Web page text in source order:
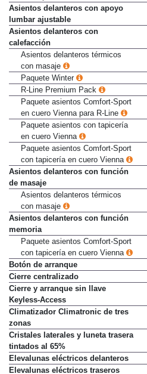
con tapicería en cuero Vienna
Asientos delanteros con apoyo
lumbar ajustable
Asientos delanteros con
calefacción
Asientos delanteros térmicos
con masaje
Paquete Winter
R-Line Premium Pack
Paquete asientos Comfort-Sport
en cuero Vienna para R-Line
Paquete asientos con tapicería
en cuero Vienna
Paquete asientos Comfort-Sport
con tapicería en cuero Vienna
Asientos delanteros con función
de masaje
Asientos delanteros térmicos
con masaje
Asientos delanteros con función
memoria
Paquete asientos Comfort-Sport
con tapicería en cuero Vienna
Botón de arranque
Cierre centralizado
Cierre y arranque sin llave
Keyless-Access
Climatizador Climatronic de tres
zonas
Cristales laterales y luneta trasera
tintados al 65%
Elevalunas eléctricos delanteros